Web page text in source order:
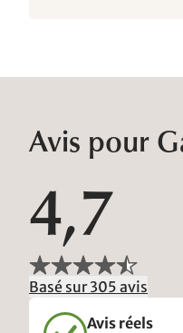
Avis pour
4,7
Basé sur 305 avis
Avis réels